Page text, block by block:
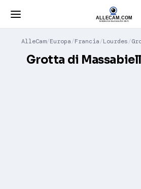
AlleCam Europa Francia Lourdes
Grotta di